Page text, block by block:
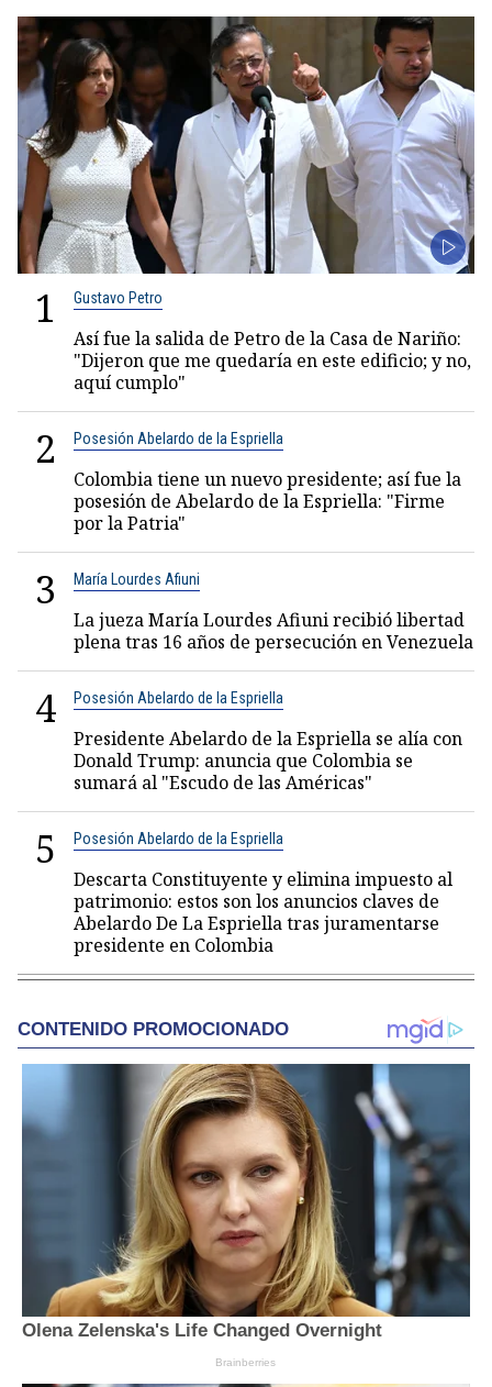
1 Gustavo Petro
Así fue la salida de Petro de la Casa de Nariño:
"Dijeron que me quedaría en este edificio; y no,
aquí cumplo"
2 Posesión Abelardo de la Espriella
Colombia tiene un nuevo presidente; así fue la
posesión de Abelardo de la Espriella: "Firme
por la Patria"
3 María Lourdes Afiuni
La jueza María Lourdes Afiuni recibió libertad
plena tras 16 años de persecución en Venezuela
4 Posesión Abelardo de la Espriella
Presidente Abelardo de la Espriella se alía con
Donald Trump: anuncia que Colombia se
sumará al "Escudo de las Américas"
5 Posesión Abelardo de la Espriella
Descarta Constituyente y elimina impuesto al
patrimonio: estos son los anuncios claves de
Abelardo De La Espriella tras juramentarse
presidente en Colombia